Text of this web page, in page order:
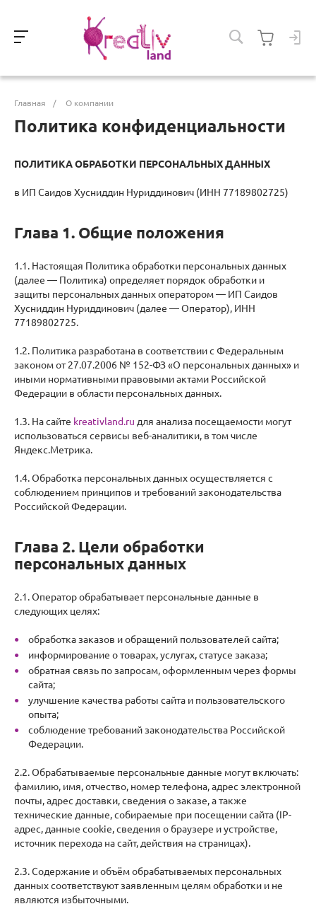
Главная / О компании
Политика конфиденциальности
ПОЛИТИКА ОБРАБОТКИ ПЕРСОНАЛЬНЫХ ДАННЫХ
в ИП Саидов Хусниддин Нуриддинович (ИНН 77189802725)
Глава 1. Общие положения
1.1. Настоящая Политика обработки персональных данных
(далее — Политика) определяет порядок обработки и
защиты персональных данных оператором — ИП Саидов
Хусниддин Нуриддинович (далее — Оператор), ИНН
77189802725.
1.2. Политика разработана в соответствии с Федеральным
законом от 27.07.2006 № 152-ФЗ «О персональных данных» и
иными нормативными правовыми актами Российской
Федерации в области персональных данных.
1.3. На сайте kreativland.ru для анализа посещаемости могут
использоваться сервисы веб-аналитики, в том числе
Яндекс.Метрика.
1.4. Обработка персональных данных осуществляется с
соблюдением принципов и требований законодательства
Российской Федерации.
Глава 2. Цели обработки
персональных данных
2.1. Оператор обрабатывает персональные данные в
следующих целях:
обработка заказов и обращений пользователей сайта;
информирование о товарах, услугах, статусе заказа;
обратная связь по запросам, оформленным через формы
сайта;
улучшение качества работы сайта и пользовательского
опыта;
соблюдение требований законодательства Российской
Федерации.
2.2. Обрабатываемые персональные данные могут включать:
фамилию, имя, отчество, номер телефона, адрес электронной
почты, адрес доставки, сведения о заказе, а также
технические данные, собираемые при посещении сайта (IP-
адрес, данные cookie, сведения о браузере и устройстве,
источник перехода на сайт, действия на страницах).
2.3. Содержание и объём обрабатываемых персональных
данных соответствуют заявленным целям обработки и не
являются избыточными.